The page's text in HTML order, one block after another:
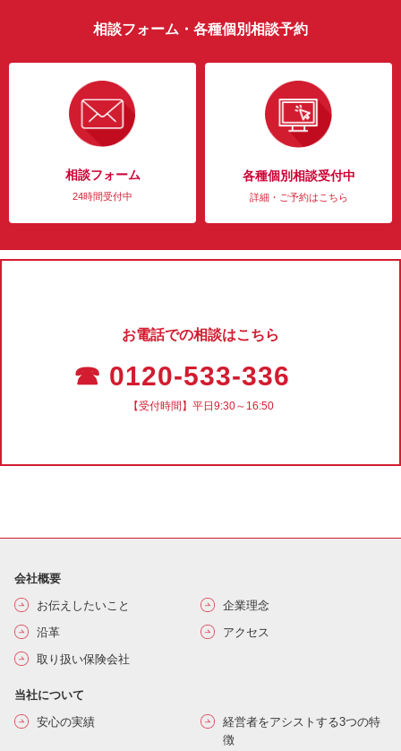
相談フォーム・各種個別相談予約
相談フォーム
24時間受付中
各種個別相談受付中
詳細・ご予約はこちら
お電話での相談はこちら
☎ 0120-533-336
【受付時間】平日9:30～16:50
会社概要
お伝えしたいこと
企業理念
沿革
アクセス
取り扱い保険会社
当社について
安心の実績
経営者をアシストする3つの特
徴